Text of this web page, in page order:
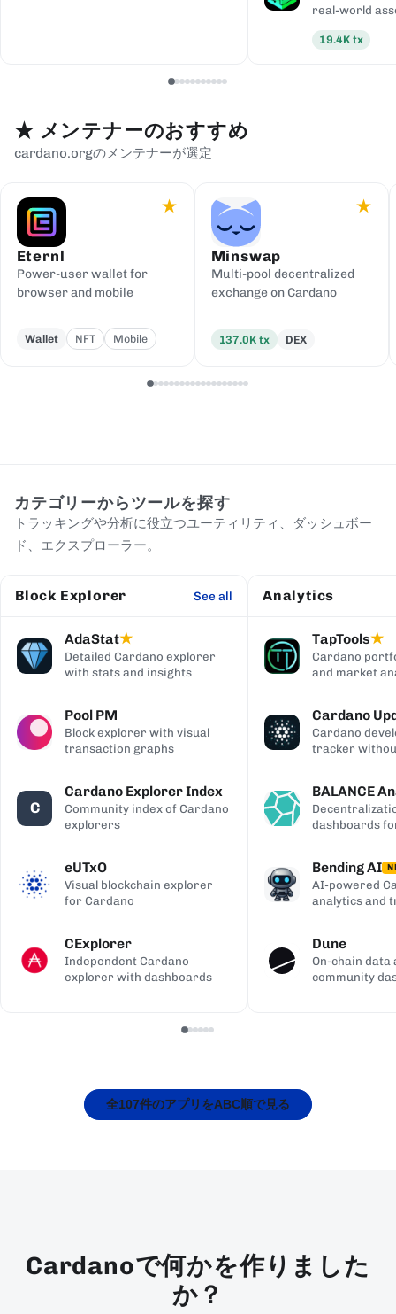
real-world
19.4K tx
★ メンテナーのおすすめ
cardano.orgのメンテナーが選定
★
Eternl
Power-user wallet for
browser and mobile
Wallet NFT Mobile
★
Minswap
Multi-pool decentralized
exchange on Cardano
137.0K tx DEX
カテゴリーからツールを探す
トラッキングや分析に役立つユーティリティ、ダッシュボー
ド、エクスプローラー。
Block Explorer See all
AdaStat★
Detailed Cardano explorer
with stats and insights
Pool PM
Block explorer with visual
transaction graphs
C
Cardano Explorer Index
Community index of Cardano
explorers
eUTxO
Visual blockchain explorer
for Cardano
CExplorer
Independent Cardano
explorer with dashboards
Analytics
TapTools★
Cardano
and market
Cardano
Cardano
tracker
BALANCE
dashboards
Bending AI
AI-powered
analytics and
Dune
On-chain data
community
全107件のアプリをABC順で見る
Cardanoで何かを作りました
か？